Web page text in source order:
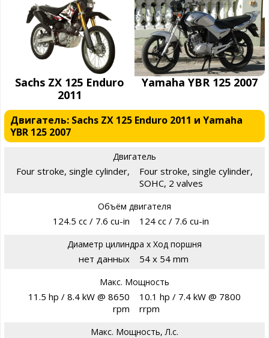
Sachs ZX 125 Enduro
2011
Yamaha YBR 125 2007
Двигатель: Sachs ZX 125 Enduro 2011 и Yamaha
YBR 125 2007
Двигатель
Four stroke, single cylinder,
Four stroke, single cylinder,
SOHC, 2 valves
Объём двигателя
124.5 cc / 7.6 cu-in 124 cc / 7.6 cu-in
Диаметр цилиндра х Ход поршня
нет данных 54 x 54 mm
Макс. Мощность
11.5 hp / 8.4 kW @ 8650
rpm
10.1 hp / 7.4 kW @ 7800
rrpm
Макс. Мощность, Л.с.